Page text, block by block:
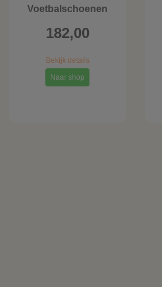
Voetbalschoenen
182,00
Bekijk details
Naar shop